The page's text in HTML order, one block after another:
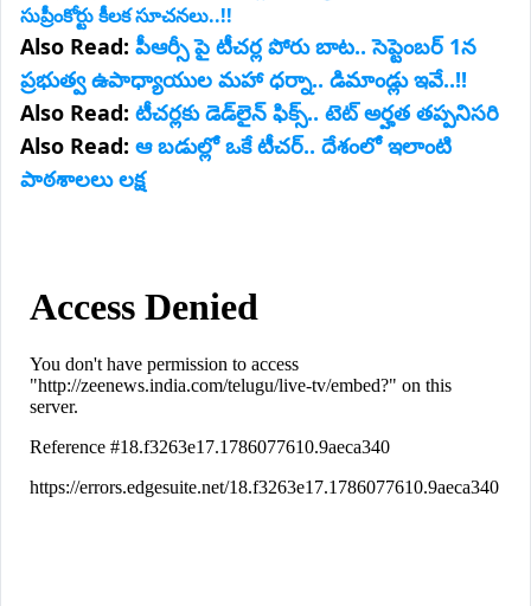
సుప్రీంకోర్టు కీలక సూచనలు..!!
Also Read: పీఆర్సీ పై టీచర్ల పోరు బాట.. సెప్టెంబర్ 1న
ప్రభుత్వ ఉపాధ్యాయుల మహా ధర్నా.. డిమాండ్లు ఇవే..!!
Also Read: టీచర్లకు డెడ్‌లైన్ ఫిక్స్.. టెట్ అర్హత తప్పనిసరి
Also Read: ఆ బడుల్లో ఒకే టీచర్.. దేశంలో ఇలాంటి
పాఠశాలలు లక్ష